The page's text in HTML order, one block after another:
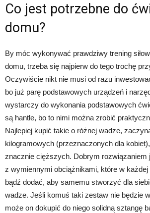
Co jest potrzebne do
domu?
By móc wykonywać prawdziwy trening
domu, trzeba się najpierw do tego trochę
Oczywiście nikt nie musi od razu
bo już parę podstawowych urządzeń i
wystarczy do wykonania podstawowych
są hantle, bo to nimi można zrobić
Najlepiej kupić takie o różnej wadze,
kilogramowych (przeznaczonych dla
znacznie cięższych. Dobrym rozwiązaniem
z wymiennymi obciążnikami, które w
bądź dodać, aby samemu stworzyć dla
wadze. Jeśli komuś taki zestaw nie będzie
może on dokupić do niego solidną sztangę